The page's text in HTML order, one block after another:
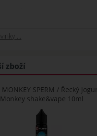
...
zboží
MONKEY SPERM / Řecký
Monkey shake&vape 10ml